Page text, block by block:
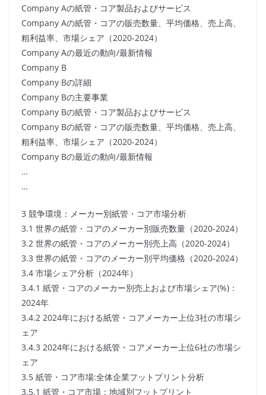
Company Aの紙管・コア製品およびサービス
Company Aの紙管・コアの販売数量、平均価格、売上高、
粗利益率、市場シェア（2020-2024）
Company Aの最近の動向/最新情報
Company B
Company Bの詳細
Company Bの主要事業
Company Bの紙管・コア製品およびサービス
Company Bの紙管・コアの販売数量、平均価格、売上高、
粗利益率、市場シェア（2020-2024）
Company Bの最近の動向/最新情報
…
…
3 競争環境：メーカー別紙管・コア市場分析
3.1 世界の紙管・コアのメーカー別販売数量（2020-2024）
3.2 世界の紙管・コアのメーカー別売上高（2020-2024）
3.3 世界の紙管・コアのメーカー別平均価格（2020-2024）
3.4 市場シェア分析（2024年）
3.4.1 紙管・コアのメーカー別売上および市場シェア(%)：
2024年
3.4.2 2024年における紙管・コアメーカー上位3社の市場シ
ェア
3.4.3 2024年における紙管・コアメーカー上位6社の市場シ
ェア
3.5 紙管・コア市場:全体企業フットプリント分析
3.5.1 紙管・コア市場：地域別フットプリント